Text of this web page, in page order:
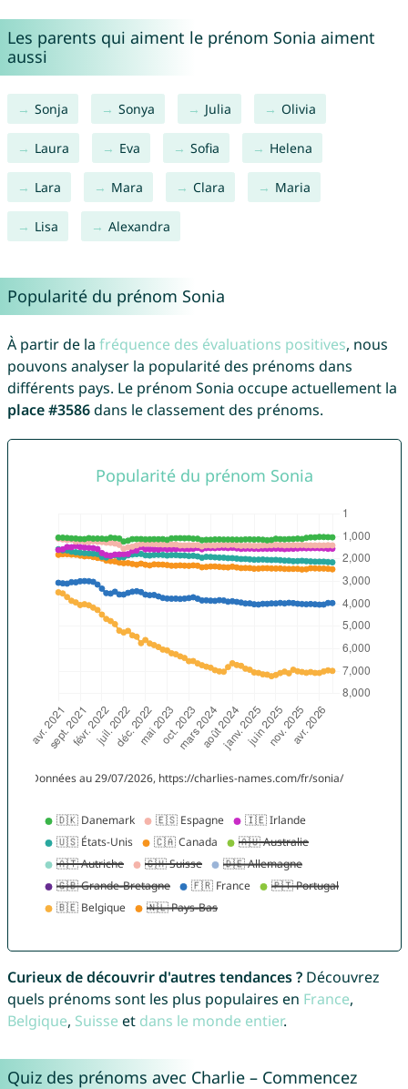
Les parents qui aiment le prénom Sonia aiment
aussi
Sonja Sonya Julia Olivia
Laura Eva Sofia Helena
Lara Mara Clara Maria
Lisa Alexandra
Popularité du prénom Sonia
À partir de la fréquence des évaluations positives, nous
pouvons analyser la popularité des prénoms dans
différents pays. Le prénom Sonia occupe actuellement la
place #3586dans le classement des prénoms.
Curieux de découvrir d'autres tendances ?Découvrez
quels prénoms sont les plus populaires en France,
Belgique, Suisse et dans le monde entier.
Quiz des prénoms avec Charlie – Commencez